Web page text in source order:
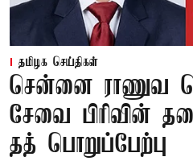
தமிழக செய்திகள்
சென்னை ராணுவ
சேவை பிரிவின்
தத் பொறுப்பேற்பு